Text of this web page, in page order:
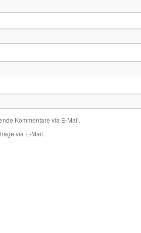
Kommentare via E-Mail.
via E-Mail.